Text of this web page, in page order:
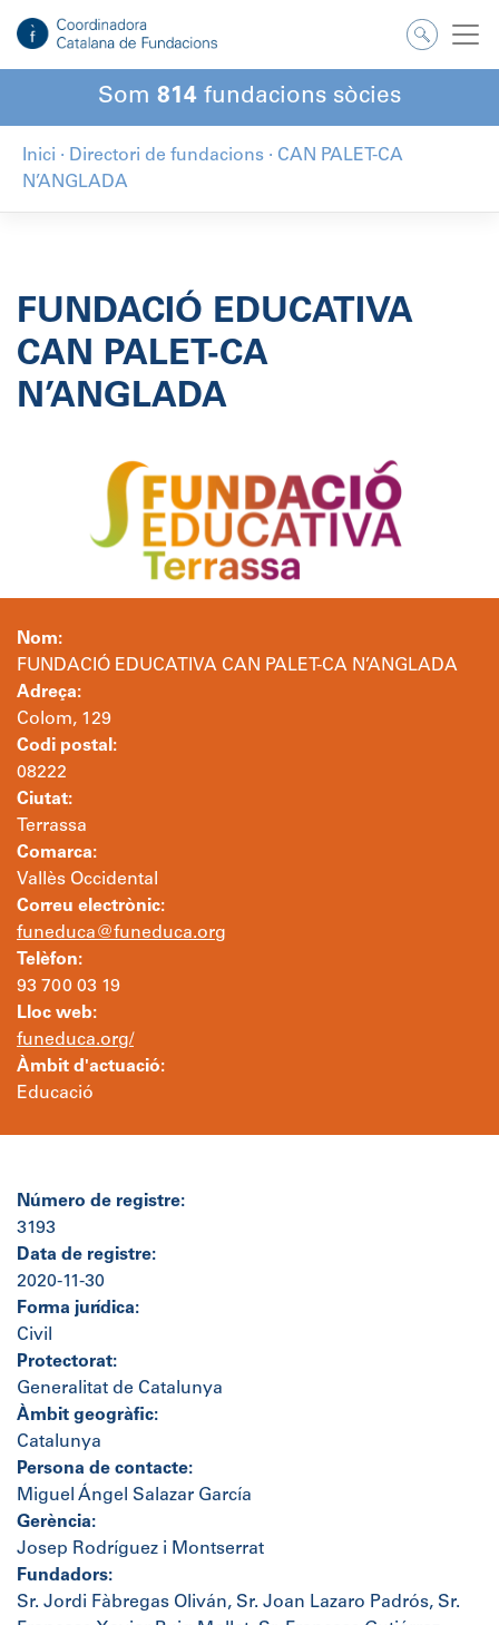
contingut
Som 814 fundacions sòcies
Inici · Directori de fundacions · CAN PALET-CA
N’ANGLADA
FUNDACIÓ EDUCATIVA
CAN PALET-CA
N’ANGLADA
Nom:
FUNDACIÓ EDUCATIVA CAN PALET-CA N’ANGLADA
Adreça:
Colom, 129
Codi postal:
08222
Ciutat:
Terrassa
Comarca:
Vallès Occidental
Correu electrònic:
funeduca@funeduca.org
Telèfon:
93 700 03 19
Lloc web:
funeduca.org/
Àmbit d'actuació:
Educació
Número de registre:
3193
Data de registre:
2020-11-30
Forma jurídica:
Civil
Protectorat:
Generalitat de Catalunya
Àmbit geogràfic:
Catalunya
Persona de contacte:
Miguel Ángel Salazar García
Gerència:
Josep Rodríguez i Montserrat
Fundadors:
Sr. Jordi Fàbregas Oliván, Sr. Joan Lazaro Padrós, Sr.